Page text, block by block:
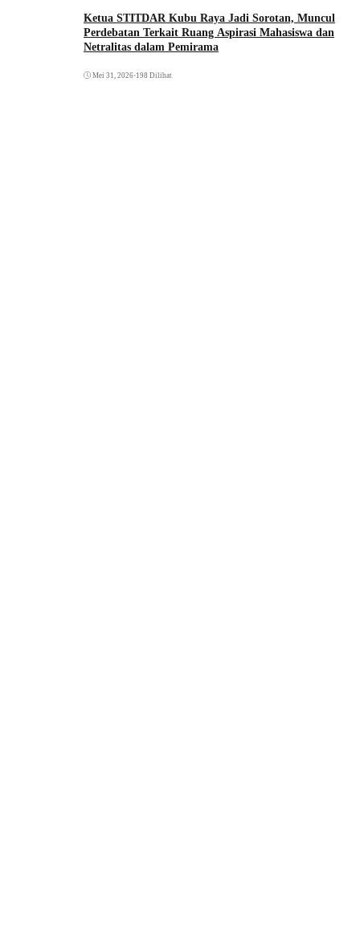
Ketua STITDAR Kubu Raya Jadi Sorotan, Muncul
Perdebatan Terkait Ruang Aspirasi Mahasiswa dan
Netralitas dalam Pemirama
Mei 31, 2026•198 Dilihat